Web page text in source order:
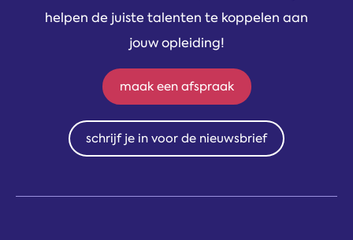
helpen de juiste talenten te koppelen aan
jouw opleiding!
maak een afspraak
schrijf je in voor de nieuwsbrief